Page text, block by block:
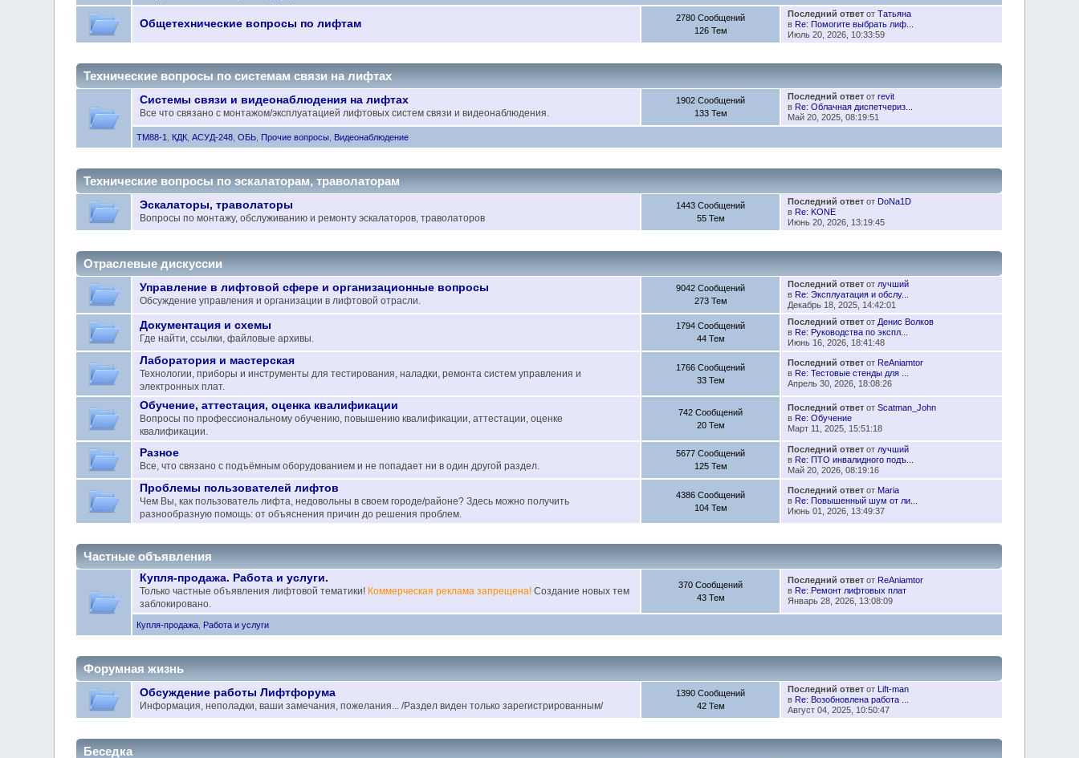
Общетехнические вопросы по лифтам
2780 Сообщений
126 Тем
Последний ответот Татьяна
в Re: Помогите выбрать лиф...
Июль 20, 2026, 10:33:59
Технические вопросы по системам связи на лифтах
Системы связи и видеонаблюдения на лифтах
Все что связано с монтажом/эксплуатацией лифтовых систем связи и видеонаблюдения.
1902 Сообщений
133 Тем
Последний ответот revit
в Re: Облачная диспетчериз...
Май 20, 2025, 08:19:51
ТМ88-1 КДК ,АСУД-248 ,ОБЬ Прочие вопросы Видеонаблюдение
Технические вопросы по эскалаторам, траволаторам
Эскалаторы, траволаторы
Вопросы по монтажу, обслуживанию и ремонту эскалаторов, траволаторов
1443 Сообщений
55 Тем
Последний ответот DoNa1D
в Re: KONE
Июнь 20, 2026, 13:19:45
Отраслевые дискуссии
Управление в лифтовой сфере и организационные вопросы
Обсуждение управления и организации в лифтовой отрасли.
9042 Сообщений
273 Тем
Последний ответот лучший
в Re: Эксплуатация и обслу...
Декабрь 18, 2025, 14:42:01
Документация и схемы
Где найти, ссылки, файловые архивы.
1794 Сообщений
44 Тем
Последний ответот Денис Волков
в Re: Руководства по экспл...
Июнь 16, 2026, 18:41:48
Лаборатория и мастерская
Технологии, приборы и инструменты для тестирования, наладки, ремонта систем управления и
электронных плат.
1766 Сообщений
33 Тем
Последний ответот ReAniamtor
в Re: Тестовые стенды для ...
Апрель 30, 2026, 18:08:26
Обучение, аттестация, оценка квалификации
Вопросы по профессиональному обучению, повышению квалификации, аттестации, оценке
квалификации.
742 Сообщений
20 Тем
Последний ответот Scatman_John
в Re: Обучение
Март 11, 2025, 15:51:18
Разное
Все, что связано с подъёмным оборудованием и не попадает ни в один другой раздел.
5677 Сообщений
125 Тем
Последний ответот лучший
в Re: ПТО инвалидного подъ...
Май 20, 2026, 08:19:16
Проблемы пользователей лифтов
Чем Вы, как пользователь лифта, недовольны в своем городе/районе? Здесь можно получить
разнообразную помощь: от объяснения причин до решения проблем.
4386 Сообщений
104 Тем
Последний ответот Maria
в Re: Повышенный шум от ли...
Июнь 01, 2026, 13:49:37
Частные объявления
Купля-продажа. Работа и услуги.
Только частные объявления лифтовой тематики! Коммерческая реклама запрещена!Создание новых тем
заблокировано.
370 Сообщений
43 Тем
Последний ответот ReAniamtor
в Re: Ремонт лифтовых плат
Январь 28, 2026, 13:08:09
Купля-продажа Работа и услуги
Форумная жизнь
Обсуждение работы Лифтфорума
Информация, неполадки, ваши замечания, пожелания... /Раздел виден только зарегистрированным/
1390 Сообщений
42 Тем
Последний ответот Lift-man
в Re: Возобновлена работа ...
Август 04, 2025, 10:50:47
Беседка